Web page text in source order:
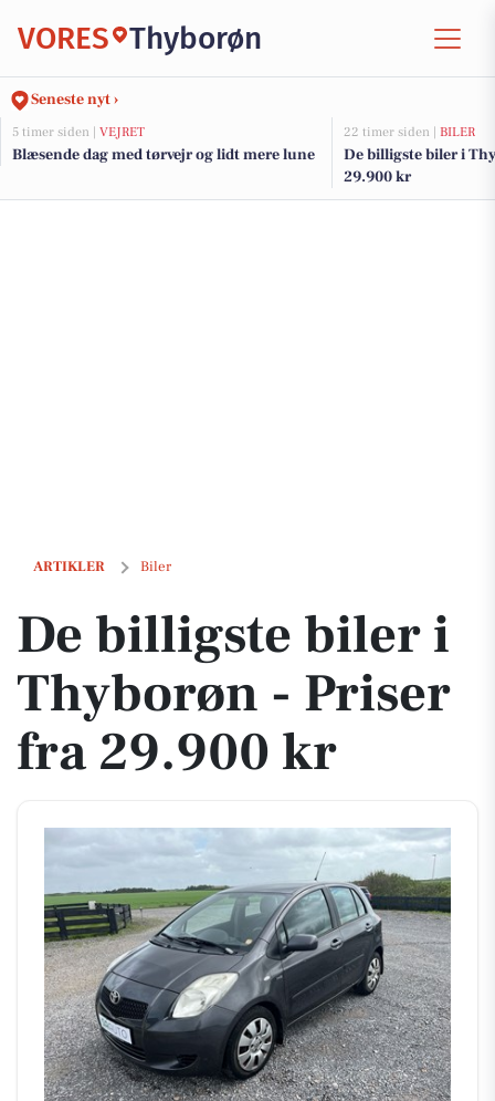
VORES Thyborøn
Seneste nyt ›
5 timer siden | VEJRET
Blæsende dag med tørvejr og lidt mere lune
22 timer siden | BILER
De billigste biler i
29.900 kr
ARTIKLER Biler
De billigste biler i Thyborøn - Priser fra 29.900 kr
De billigste biler i
Thyborøn - Priser
fra 29.900 kr